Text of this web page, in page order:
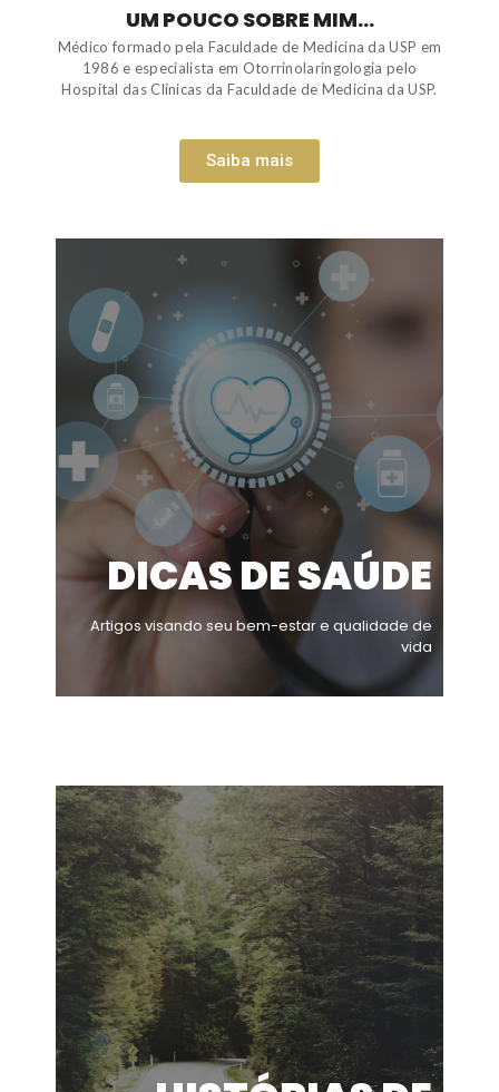
UM POUCO SOBRE MIM...
Médico formado pela Faculdade de Medicina da USP em
1986 e especialista em Otorrinolaringologia pelo
Hospital das Clínicas da Faculdade de Medicina da USP.
Saiba mais
DICAS DE SAÚDE
Artigos visando seu bem-estar e qualidade de
vida